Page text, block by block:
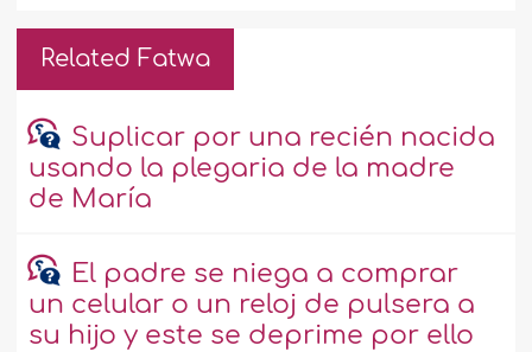
Related Fatwa
Suplicar por una recién nacida
usando la plegaria de la madre
de María
El padre se niega a comprar
un celular o un reloj de pulsera a
su hijo y este se deprime por ello